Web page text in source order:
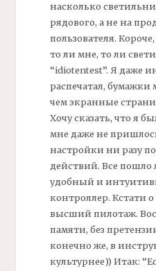
насколько
рядового, а не на
пользователя.
то ли мне, то ли
“idiotentest”. Я даже
распечатал, бумажки
чем экранные
Хочу сказать, что я
мне даже не
настройки ни разу
действий. Все пошло
удобный и
контроллер. Кстати о
высший пилотаж.
памяти, без
конечно же, в
культурнее)) Итак: